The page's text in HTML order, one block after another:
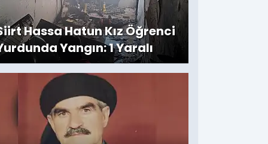
Hassa Hatun Kız Öğrenci
Yangın: 1 Yaralı